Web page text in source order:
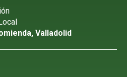
Valladolid